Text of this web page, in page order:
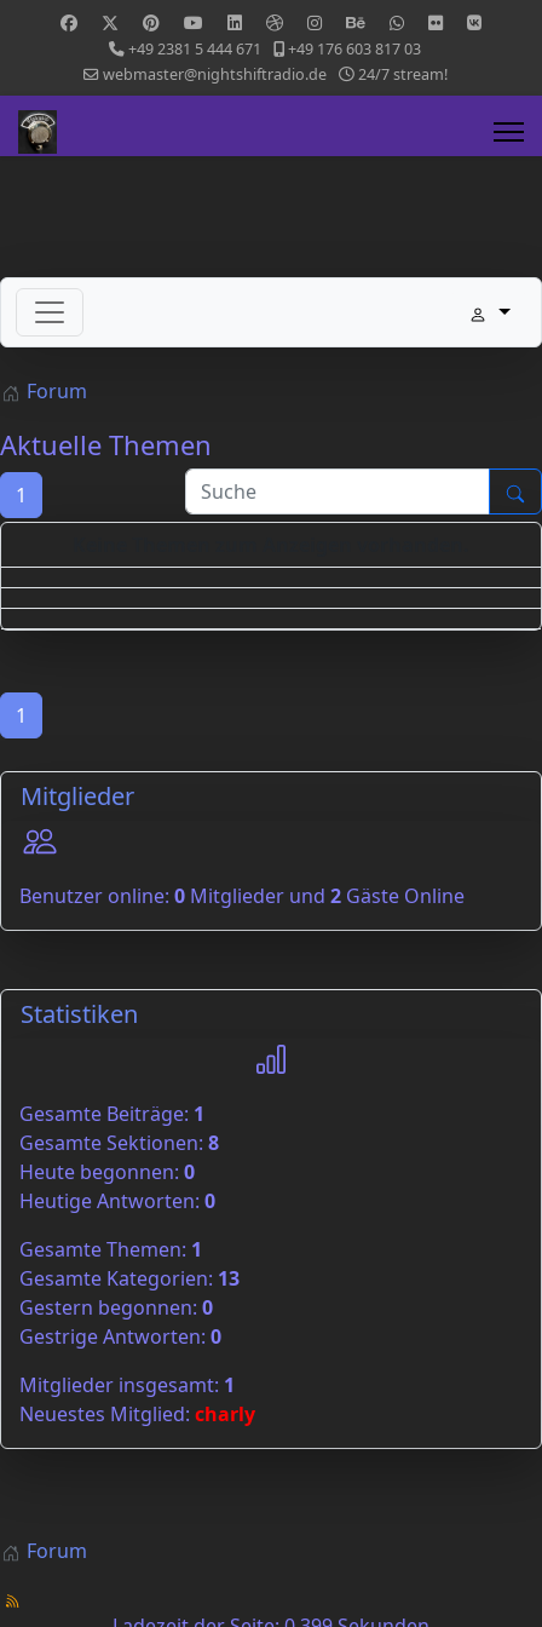
+49 2381 5 444 671
+49 176 603 817 03
webmaster@nightshiftradio.de
24/7 stream!
Forum
Aktuelle Themen
1
1
Mitglieder
Benutzer online: 0 Mitglieder und 2 Gäste Online
Statistiken
Gesamte Beiträge: 1
Gesamte Sektionen: 8
Heute begonnen: 0
Heutige Antworten: 0
Gesamte Themen: 1
Gesamte Kategorien: 13
Gestern begonnen: 0
Gestrige Antworten: 0
Mitglieder insgesamt: 1
Neuestes Mitglied: charly
Forum